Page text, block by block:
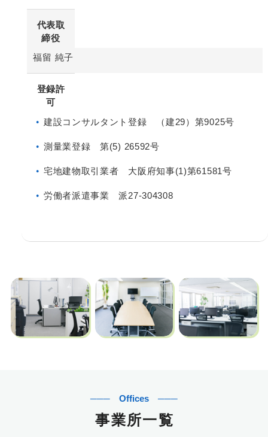
代表取
締役
福留 純子
登録許
可
建設コンサルタント登録 （建29）第9025号
測量業登録 第(5) 26592号
宅地建物取引業者 大阪府知事(1)第61581号
労働者派遣事業 派27-304308
事業所一覧